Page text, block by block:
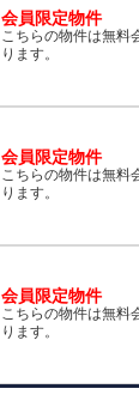
会員限定物件
こちらの物件は無料
ります。
会員限定物件
こちらの物件は無料
ります。
会員限定物件
こちらの物件は無料
ります。